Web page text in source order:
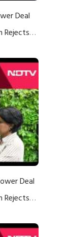
Deal
Rejects
Deal
Rejects